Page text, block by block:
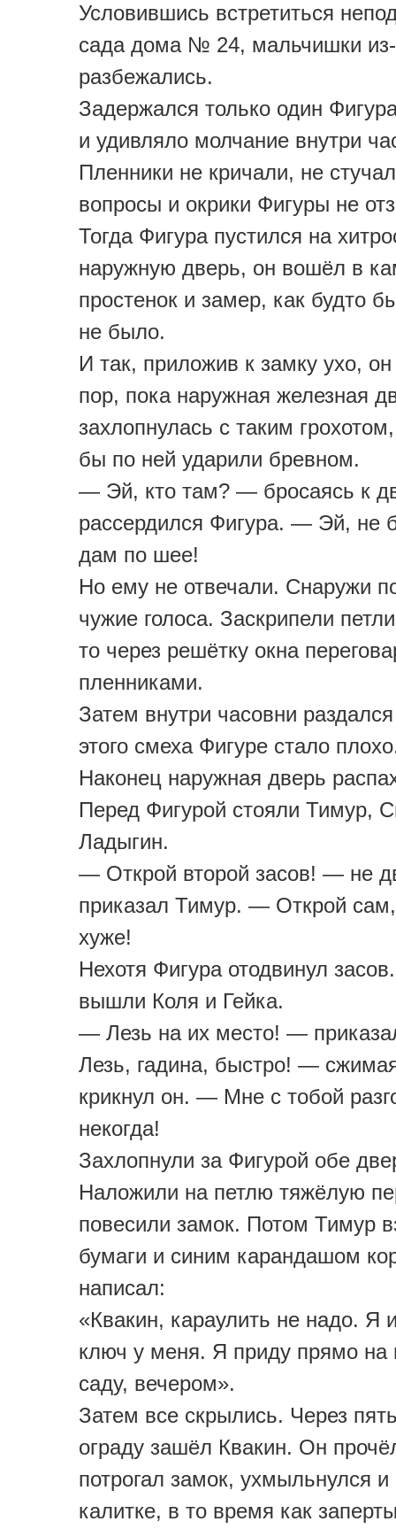
Условившись встретиться
сада дома № 24, мальчишки
разбежались.
Задержался только один
и удивляло молчание внутри
Пленники не кричали, не
вопросы и окрики Фигуры не
Тогда Фигура пустился на
наружную дверь, он вошёл в
простенок и замер, как будто
не было.
И так, приложив к замку ухо,
пор, пока наружная железная
захлопнулась с таким
бы по ней ударили бревном.
— Эй, кто там? — бросаясь к
рассердился Фигура. — Эй, не
дам по шее!
Но ему не отвечали. Снаружи
чужие голоса. Заскрипели
то через решётку окна
пленниками.
Затем внутри часовни
этого смеха Фигуре стало
Наконец наружная дверь
Перед Фигурой стояли Тимур,
Ладыгин.
— Открой второй засов! — не
приказал Тимур. — Открой
хуже!
Нехотя Фигура отодвинул
вышли Коля и Гейка.
— Лезь на их место! —
Лезь, гадина, быстро! —
крикнул он. — Мне с тобой
некогда!
Захлопнули за Фигурой обе
Наложили на петлю тяжёлую
повесили замок. Потом Тимур
бумаги и синим карандашом
написал:
«Квакин, караулить не надо. Я
ключ у меня. Я приду прямо на
саду, вечером».
Затем все скрылись. Через
ограду зашёл Квакин. Он
потрогал замок, ухмыльнулся
калитке, в то время как